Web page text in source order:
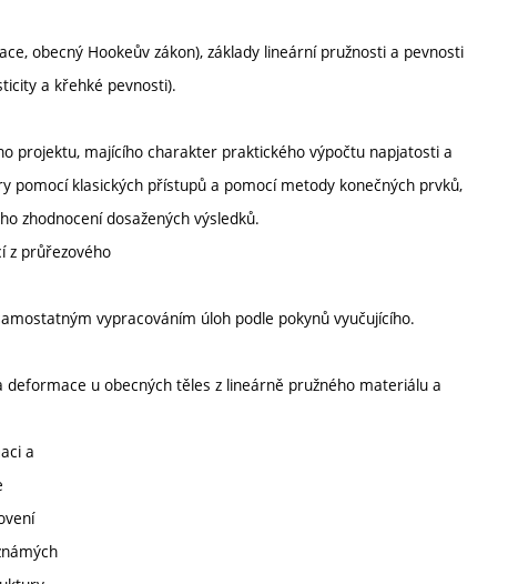
obecný Hookeův zákon), základy lineární pružnosti a pevnosti
a křehké pevnosti).
projektu, majícího charakter praktického výpočtu napjatosti a
klasických přístupů a pomocí metody konečných prvků,
zhodnocení dosažených výsledků.
z průřezového
vypracováním úloh podle pokynů vyučujícího.
u obecných těles z lineárně pružného materiálu a
a